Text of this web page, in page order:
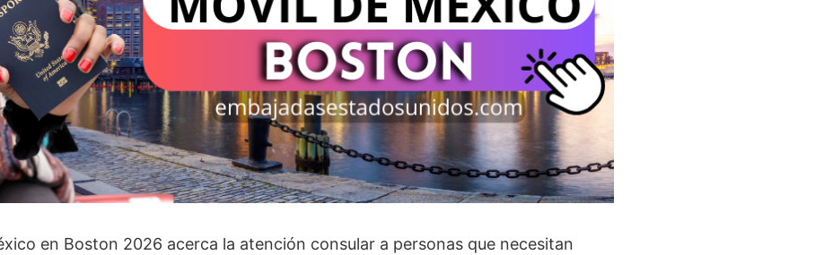
en Boston 2026 acerca la atención consular a personas que necesitan